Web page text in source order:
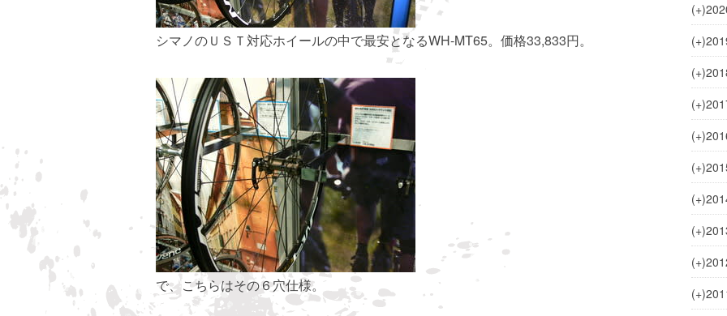
シマノのＵＳＴ対応ホイールの中で最安となるWH-MT65。価格33,833円。
で、こちらはその６穴仕様。
(+)
(+)
(+)
(+)
(+)
(+)
(+)
(+)
(+)
(+)